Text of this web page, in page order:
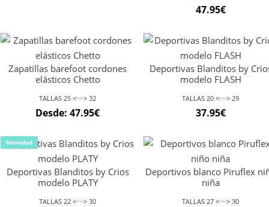
47.95€
Zapatillas barefoot cordones
elásticos Chetto
TALLAS 25 <····> 32
Desde: 47.95€
Deportivas Blanditos by
modelo FLASH
TALLAS 20 <····> 29
37.95€
Novedad
Deportivas Blanditos by Crios
modelo PLATY
TALLAS 22 <····> 30
Deportivos blanco Piruflex
niña
TALLAS 27 <····> 30